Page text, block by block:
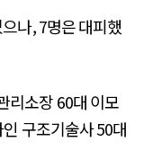
나, 7명은 대피했
리소장 60대 이모
구조기술사 50대